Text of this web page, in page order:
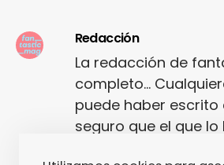
Redacción
La redacción de
completo...
puede haber escrito
seguro que el que